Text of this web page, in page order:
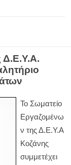
Δ.Ε.Υ.Α.
Το Σωματείο
Εργαζομένω
ν της Δ.Ε.Υ.Α
Κοζάνης
συμμετέχει